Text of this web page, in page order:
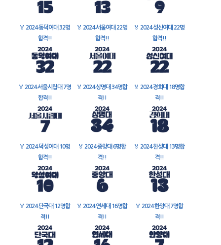
🏅 2024 동덕여대 32명
합격!!
🏅 2024 서울여대 22명
합격!!
🏅 2024 성신여대 22명
합격!!
🏅 2024 서울시립대 7명
합격!!
🏅 2024 상명대 34명합
격!!
🏅 2024 경희대 18명합
격!!
🏅 2024 덕성여대 10명
합격!!
🏅 2024 중앙대 6명합
격!!
🏅 2024 한성대 13명합
격!!
🏅 2024 단국대 12명합
격!!
🏅 2024 연세대 16명합
격!!
🏅 2024 한양대 7명합
격!!